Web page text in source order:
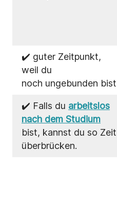
✔️ guter Zeitpunkt,
weil du
noch ungebunden bist
✔️ Falls du arbeitslos
nach dem Studium
bist, kannst du so Zeit
überbrücken.